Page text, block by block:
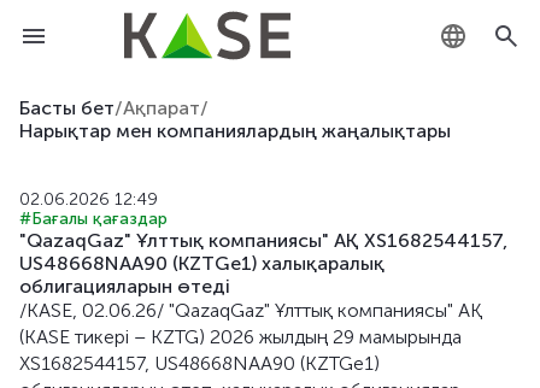
Басты бет/Ақпарат/
Нарықтар мен компаниялардың жаңалықтары
02.06.2026 12:49
#Бағалы қағаздар
"QazaqGaz" Ұлттық компаниясы" АҚ XS1682544157,
US48668NAA90 (KZTGe1) халықаралық
облигацияларын өтеді
/KASE, 02.06.26/ "QazaqGaz" Ұлттық компаниясы" АҚ
(KASE тикері – KZTG) 2026 жылдың 29 мамырында
XS1682544157, US48668NAA90 (KZTGe1)